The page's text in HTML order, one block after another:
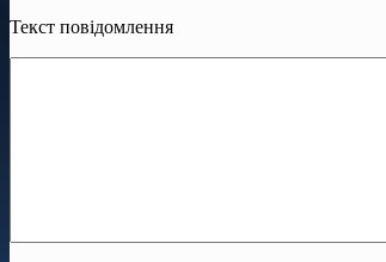
Текст повідомлення